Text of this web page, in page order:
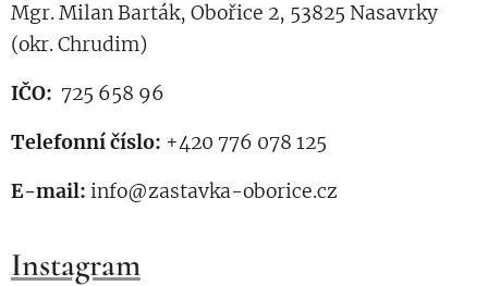
Mgr. Milan Barták, Obořice 2, 53825 Nasavrky
(okr. Chrudim)
IČO: 725 658 96
Telefonní číslo: +420 776 078 125
E-mail: info@zastavka-oborice.cz
Instagram